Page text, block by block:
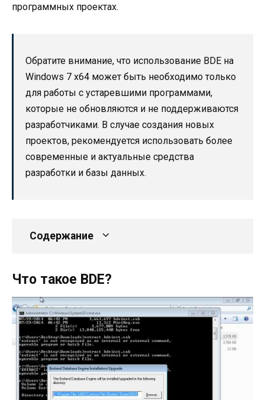
программных проектах.
Обратите внимание, что использование BDE на
Windows 7 x64 может быть необходимо только
для работы с устаревшими программами,
которые не обновляются и не поддерживаются
разработчиками. В случае создания новых
проектов, рекомендуется использовать более
современные и актуальные средства
разработки и базы данных.
Содержание
Что такое BDE?